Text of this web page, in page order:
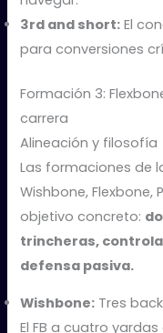
3rd and short: El
para conversiones
Formación 3:
carrera
Alineación y filosofía
Las formaciones de
Wishbone, Flexbone,
objetivo concreto:
trincheras,
defensa pasiva.
Wishbone: Tres
El FB a cuatro yardas